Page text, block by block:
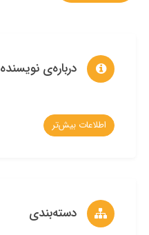
درباره‌ی نویسنده
اطلاعات بیش‌تر
دسته‌بندی